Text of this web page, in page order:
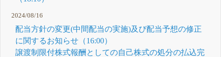
2024/08/16
配当方針の変更(中間配当の実施)及び配当予想の修正
に関するお知らせ（16:00）
譲渡制限付株式報酬としての自己株式の処分の払込完